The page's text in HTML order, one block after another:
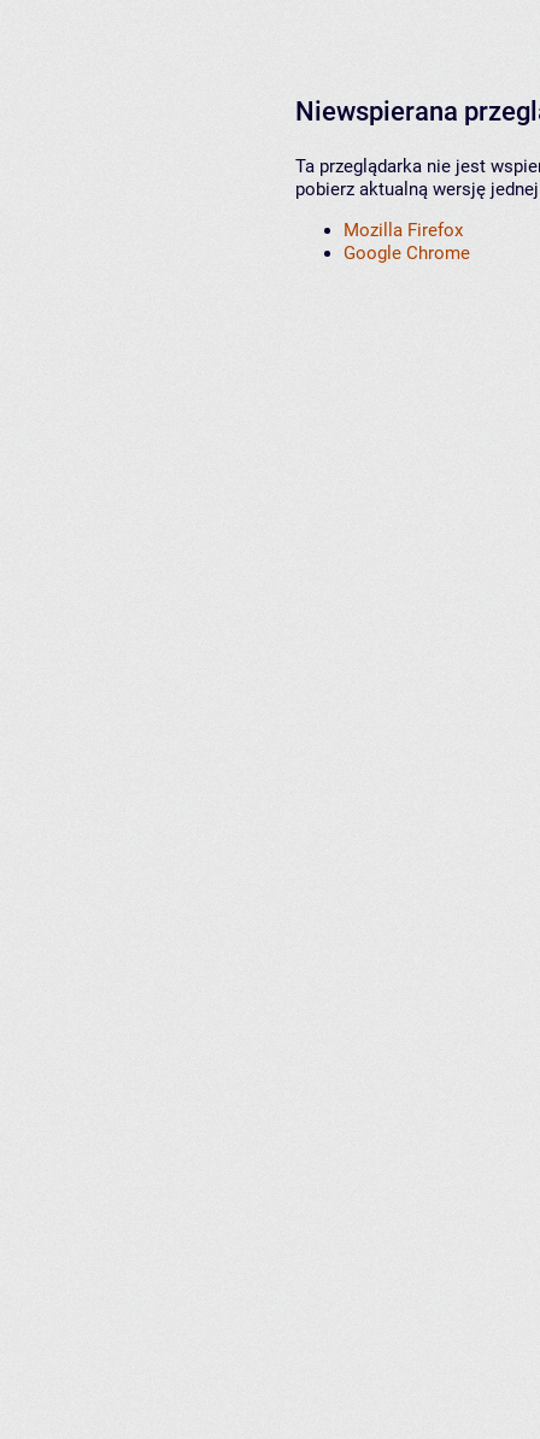
Niewspierana
Ta przeglądarka nie jest
pobierz aktualną wersję
Mozilla Firefox
Google Chrome